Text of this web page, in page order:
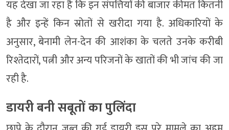
यह देखा जा रहा है कि इन संपत्तियों की बाजार कीमत कितनी
है और इन्हें किन स्रोतों से खरीदा गया है. अधिकारियों के
अनुसार, बेनामी लेन-देन की आशंका के चलते उनके करीबी
रिश्तेदारों, पत्नी और अन्य परिजनों के खातों की भी जांच की जा
रही है.
डायरी बनी सबूतों का पुलिंदा